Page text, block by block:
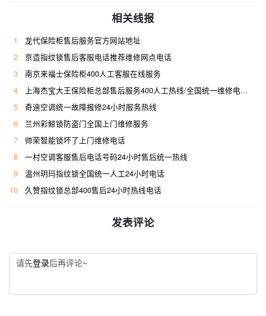
相关线报
1
龙代保险柜售后服务官方网站地址
2
京造指纹锁售后客服电话推荐维修网点电话
3
南京来福士保险柜400人工客服在线服务
4
上海杰宝大王保险柜总部售后服务400人工热线/全国统一维修电话是多少
5
奇迪空调统一故障报修24小时服务热线
6
兰州彩鲸锁防盗门全国上门维修服务
7
帅荣智能锁坏了上门维修电话
8
一村空调客服售后电话号码24小时售后统一热线
9
温州玥玛指纹锁全国统一人工24小时电话
10
久赞指纹锁总部400售后24小时热线电话
发表评论
请先登录后再评论~